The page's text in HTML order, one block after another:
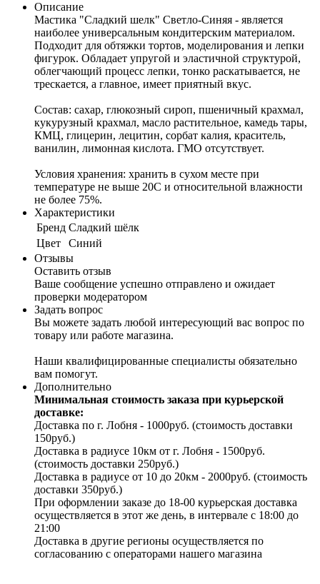
Описание
Мастика "Сладкий шелк" Светло-Синяя - является
наиболее универсальным кондитерским материалом.
Подходит для обтяжки тортов, моделирования и лепки
фигурок. Обладает упругой и эластичной структурой,
облегчающий процесс лепки, тонко раскатывается, не
трескается, а главное, имеет приятный вкус.
Состав: сахар, глюкозный сироп, пшеничный крахмал,
кукурузный крахмал, масло растительное, камедь тары,
КМЦ, глицерин, лецитин, сорбат калия, краситель,
ванилин, лимонная кислота. ГМО отсутствует.
Условия хранения: хранить в сухом месте при
температуре не выше 20С и относительной влажности
не более 75%.
Характеристики
Бренд Сладкий шёлк
Цвет
Синий
Отзывы
Оставить отзыв
Ваше сообщение успешно отправлено и ожидает
проверки модератором
Задать вопрос
Вы можете задать любой интересующий вас вопрос по
товару или работе магазина.
Наши квалифицированные специалисты обязательно
вам помогут.
Дополнительно
Минимальная стоимость заказа при курьерской
доставке:
Доставка по г. Лобня - 1000руб. (стоимость доставки
150руб.)
Доставка в радиусе 10км от г. Лобня - 1500руб.
(стоимость доставки 250руб.)
Доставка в радиусе от 10 до 20км - 2000руб. (стоимость
доставки 350руб.)
При оформлении заказе до 18-00 курьерская доставка
осуществляется в этот же день, в интервале с 18:00 до
21:00
Доставка в другие регионы осуществляется по
согласованию с операторами нашего магазина